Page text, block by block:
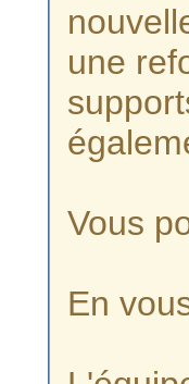
une
Vous
En